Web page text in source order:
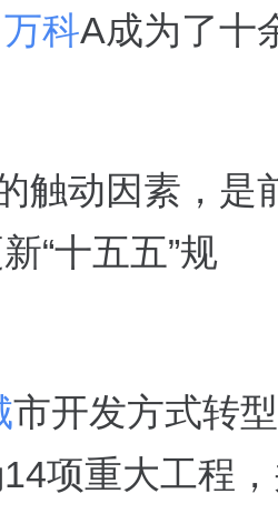
万科A成为了十
触动因素，是
“十五五”规
市开发方式转型
项重大工程